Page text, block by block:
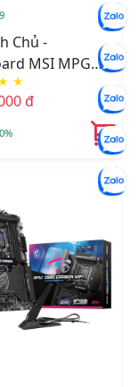
Chủ -
MSI MPG
TI WIFI DDR5
★
đ